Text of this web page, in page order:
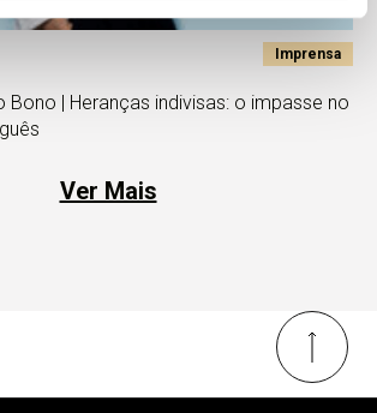
Imprensa
Bono | Heranças indivisas: o impasse no
Ver Mais